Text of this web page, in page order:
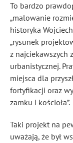
To bardzo
„malowanie
historyka
„rysunek
z najciekawszych
urbanistycznej.
miejsca dla
fortyfikacji oraz
zamku i kościoła”.
Taki projekt na
uważają, że był